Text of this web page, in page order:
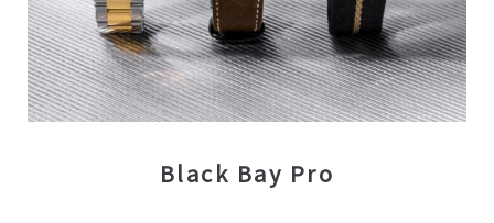
Black Bay Pro